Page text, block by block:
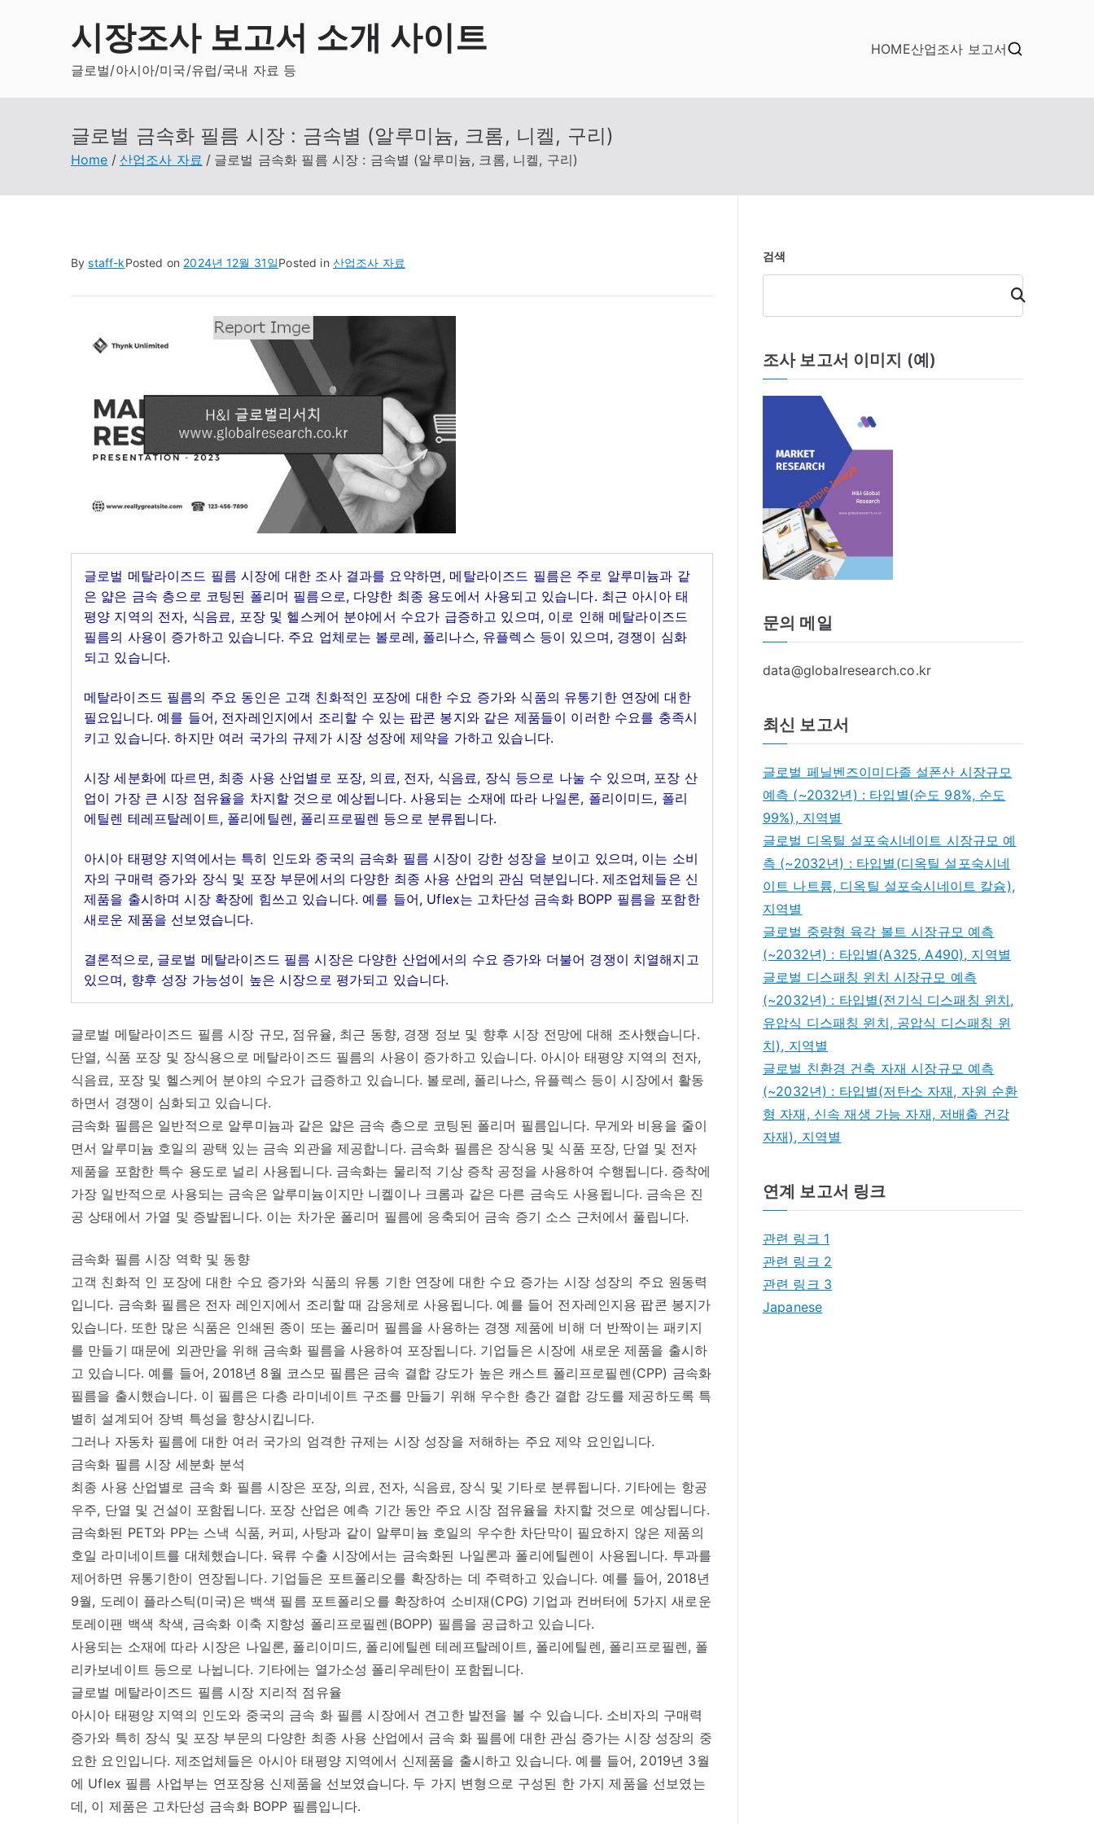
시장조사 보고서 소개 사이트
글로벌/아시아/미국/유럽/국내 자료 등
HOME산업조사 보고서
글로벌 금속화 필름 시장 : 금속별 (알루미늄, 크롬, 니켈, 구리)
Home 산업조사 자료 글로벌 금속화 필름 시장 : 금속별 (알루미늄, 크롬, 니켈, 구리)
Bystaff-kPosted on 2024년 12월 31일Posted in 산업조사 자료
글로벌 메탈라이즈드 필름 시장에 대한 조사 결과를 요약하면, 메탈라이즈드 필름은 주로 알루미늄과 같
은 얇은 금속 층으로 코팅된 폴리머 필름으로, 다양한 최종 용도에서 사용되고 있습니다. 최근 아시아 태
평양 지역의 전자, 식음료, 포장 및 헬스케어 분야에서 수요가 급증하고 있으며, 이로 인해 메탈라이즈드
필름의 사용이 증가하고 있습니다. 주요 업체로는 볼로레, 폴리나스, 유플렉스 등이 있으며, 경쟁이 심화
되고 있습니다.
메탈라이즈드 필름의 주요 동인은 고객 친화적인 포장에 대한 수요 증가와 식품의 유통기한 연장에 대한
필요입니다. 예를 들어, 전자레인지에서 조리할 수 있는 팝콘 봉지와 같은 제품들이 이러한 수요를 충족시
키고 있습니다. 하지만 여러 국가의 규제가 시장 성장에 제약을 가하고 있습니다.
시장 세분화에 따르면, 최종 사용 산업별로 포장, 의료, 전자, 식음료, 장식 등으로 나눌 수 있으며, 포장 산
업이 가장 큰 시장 점유율을 차지할 것으로 예상됩니다. 사용되는 소재에 따라 나일론, 폴리이미드, 폴리
에틸렌 테레프탈레이트, 폴리에틸렌, 폴리프로필렌 등으로 분류됩니다.
아시아 태평양 지역에서는 특히 인도와 중국의 금속화 필름 시장이 강한 성장을 보이고 있으며, 이는 소비
자의 구매력 증가와 장식 및 포장 부문에서의 다양한 최종 사용 산업의 관심 덕분입니다. 제조업체들은 신
제품을 출시하며 시장 확장에 힘쓰고 있습니다. 예를 들어, Uflex는 고차단성 금속화 BOPP 필름을 포함한
새로운 제품을 선보였습니다.
결론적으로, 글로벌 메탈라이즈드 필름 시장은 다양한 산업에서의 수요 증가와 더불어 경쟁이 치열해지고
있으며, 향후 성장 가능성이 높은 시장으로 평가되고 있습니다.
글로벌 메탈라이즈드 필름 시장 규모, 점유율, 최근 동향, 경쟁 정보 및 향후 시장 전망에 대해 조사했습니다.
단열, 식품 포장 및 장식용으로 메탈라이즈드 필름의 사용이 증가하고 있습니다. 아시아 태평양 지역의 전자,
식음료, 포장 및 헬스케어 분야의 수요가 급증하고 있습니다. 볼로레, 폴리나스, 유플렉스 등이 시장에서 활동
하면서 경쟁이 심화되고 있습니다.
금속화 필름은 일반적으로 알루미늄과 같은 얇은 금속 층으로 코팅된 폴리머 필름입니다. 무게와 비용을 줄이
면서 알루미늄 호일의 광택 있는 금속 외관을 제공합니다. 금속화 필름은 장식용 및 식품 포장, 단열 및 전자
제품을 포함한 특수 용도로 널리 사용됩니다. 금속화는 물리적 기상 증착 공정을 사용하여 수행됩니다. 증착에
가장 일반적으로 사용되는 금속은 알루미늄이지만 니켈이나 크롬과 같은 다른 금속도 사용됩니다. 금속은 진
공 상태에서 가열 및 증발됩니다. 이는 차가운 폴리머 필름에 응축되어 금속 증기 소스 근처에서 풀립니다.
금속화 필름 시장 역학 및 동향
고객 친화적 인 포장에 대한 수요 증가와 식품의 유통 기한 연장에 대한 수요 증가는 시장 성장의 주요 원동력
입니다. 금속화 필름은 전자 레인지에서 조리할 때 감응체로 사용됩니다. 예를 들어 전자레인지용 팝콘 봉지가
있습니다. 또한 많은 식품은 인쇄된 종이 또는 폴리머 필름을 사용하는 경쟁 제품에 비해 더 반짝이는 패키지
를 만들기 때문에 외관만을 위해 금속화 필름을 사용하여 포장됩니다. 기업들은 시장에 새로운 제품을 출시하
고 있습니다. 예를 들어, 2018년 8월 코스모 필름은 금속 결합 강도가 높은 캐스트 폴리프로필렌(CPP) 금속화
필름을 출시했습니다. 이 필름은 다층 라미네이트 구조를 만들기 위해 우수한 층간 결합 강도를 제공하도록 특
별히 설계되어 장벽 특성을 향상시킵니다.
그러나 자동차 필름에 대한 여러 국가의 엄격한 규제는 시장 성장을 저해하는 주요 제약 요인입니다.
금속화 필름 시장 세분화 분석
최종 사용 산업별로 금속 화 필름 시장은 포장, 의료, 전자, 식음료, 장식 및 기타로 분류됩니다. 기타에는 항공
우주, 단열 및 건설이 포함됩니다. 포장 산업은 예측 기간 동안 주요 시장 점유율을 차지할 것으로 예상됩니다.
금속화된 PET와 PP는 스낵 식품, 커피, 사탕과 같이 알루미늄 호일의 우수한 차단막이 필요하지 않은 제품의
호일 라미네이트를 대체했습니다. 육류 수출 시장에서는 금속화된 나일론과 폴리에틸렌이 사용됩니다. 투과를
제어하면 유통기한이 연장됩니다. 기업들은 포트폴리오를 확장하는 데 주력하고 있습니다. 예를 들어, 2018년
9월, 도레이 플라스틱(미국)은 백색 필름 포트폴리오를 확장하여 소비재(CPG) 기업과 컨버터에 5가지 새로운
토레이팬 백색 착색, 금속화 이축 지향성 폴리프로필렌(BOPP) 필름을 공급하고 있습니다.
사용되는 소재에 따라 시장은 나일론, 폴리이미드, 폴리에틸렌 테레프탈레이트, 폴리에틸렌, 폴리프로필렌, 폴
리카보네이트 등으로 나뉩니다. 기타에는 열가소성 폴리우레탄이 포함됩니다.
글로벌 메탈라이즈드 필름 시장 지리적 점유율
아시아 태평양 지역의 인도와 중국의 금속 화 필름 시장에서 견고한 발전을 볼 수 있습니다. 소비자의 구매력
증가와 특히 장식 및 포장 부문의 다양한 최종 사용 산업에서 금속 화 필름에 대한 관심 증가는 시장 성장의 중
요한 요인입니다. 제조업체들은 아시아 태평양 지역에서 신제품을 출시하고 있습니다. 예를 들어, 2019년 3월
에 Uflex 필름 사업부는 연포장용 신제품을 선보였습니다. 두 가지 변형으로 구성된 한 가지 제품을 선보였는
데, 이 제품은 고차단성 금속화 BOPP 필름입니다.
검색
검
색
조사 보고서 이미지 (예)
문의 메일
data@globalresearch.co.kr
최신 보고서
글로벌 페닐벤즈이미다졸 설폰산 시장규모
예측 (~2032년) : 타입별(순도 98%, 순도
99%), 지역별
글로벌 디옥틸 설포숙시네이트 시장규모 예
측 (~2032년) : 타입별(디옥틸 설포숙시네
이트 나트륨, 디옥틸 설포숙시네이트 칼슘),
지역별
글로벌 중량형 육각 볼트 시장규모 예측
(~2032년) : 타입별(A325, A490), 지역별
글로벌 디스패칭 윈치 시장규모 예측
(~2032년) : 타입별(전기식 디스패칭 윈치,
유압식 디스패칭 윈치, 공압식 디스패칭 윈
치), 지역별
글로벌 친환경 건축 자재 시장규모 예측
(~2032년) : 타입별(저탄소 자재, 자원 순환
형 자재, 신속 재생 가능 자재, 저배출 건강
자재), 지역별
연계 보고서 링크
관련 링크 1
관련 링크 2
관련 링크 3
Japanese